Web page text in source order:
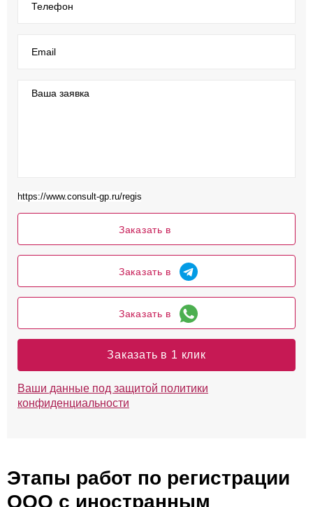
Телефон
Email
Ваша заявка
Заказать в
Заказать в
Заказать в
Заказать в 1 клик
Ваши данные под защитой политики
конфиденциальности
Этапы работ по регистрации
ООО с иностранным